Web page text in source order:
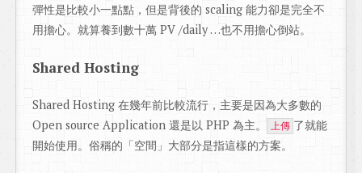
彈性是比較小一點點，但是背後的 scaling 能力卻是完全不
用擔心。就算養到數十萬 PV /daily …也不用擔心倒站。
Shared Hosting
Shared Hosting 在幾年前比較流行，主要是因為大多數的
Open source Application 還是以 PHP 為主。
上傳 了就能
開始使用。俗稱的「空間」大部分是指這樣的方案。